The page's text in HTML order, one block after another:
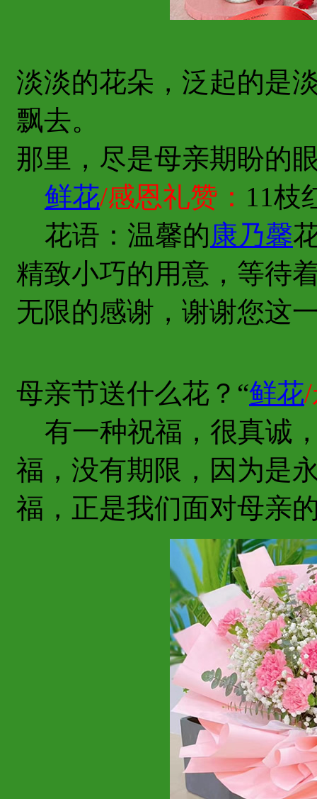
淡淡的花朵，泛起的是
飘去。
那里，尽是母亲期盼的
鲜花/感恩礼赞： 11枝
花语：温馨的康乃馨
精致小巧的用意，等待
无限的感谢，谢谢您这
母亲节送什么花？“鲜花
有一种祝福，很真诚
福，没有期限，因为是
福，正是我们面对母亲